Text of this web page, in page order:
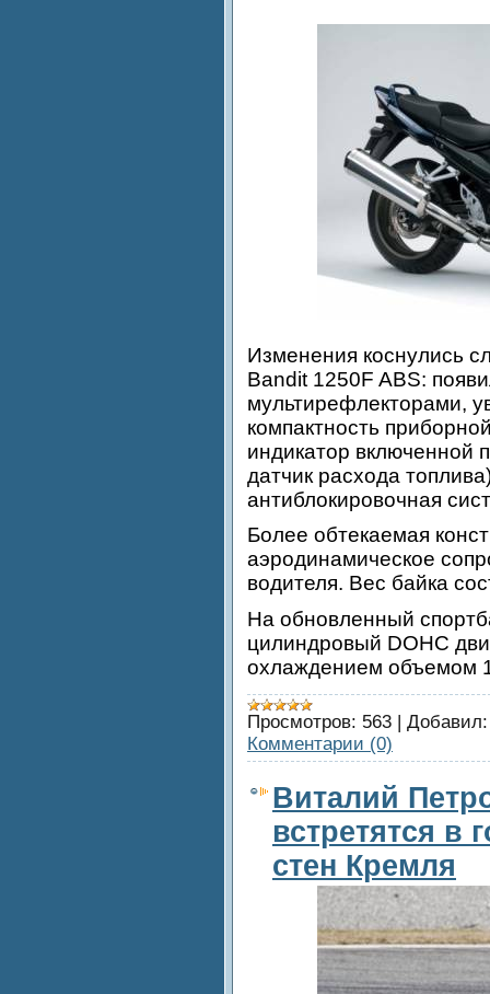
Изменения коснулись
Bandit 1250F ABS:
мультирефлекторами,
компактность
индикатор включенной
датчик расхода
антиблокировочная
Более обтекаемая
аэродинамическое
водителя. Вес байка
На обновленный
цилиндровый DOHC
охлаждением объемом
Просмотров: 563 | Добавил:
Комментарии (0)
Виталий
встретятся в
стен Кремля